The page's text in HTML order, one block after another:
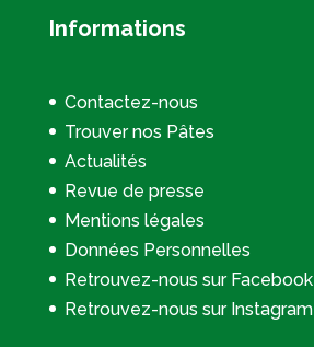
Informations
Contactez-nous
Trouver nos Pâtes
Actualités
Revue de presse
Mentions légales
Données Personnelles
Retrouvez-nous sur Facebook
Retrouvez-nous sur Instagram